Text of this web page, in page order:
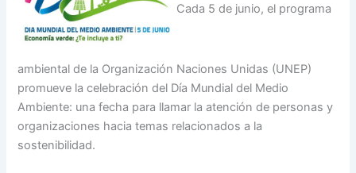
Cada 5 de junio, el programa
ambiental de la Organización Naciones Unidas (UNEP)
promueve la celebración del Día Mundial del Medio
Ambiente: una fecha para llamar la atención de personas y
organizaciones hacia temas relacionados a la
sostenibilidad.